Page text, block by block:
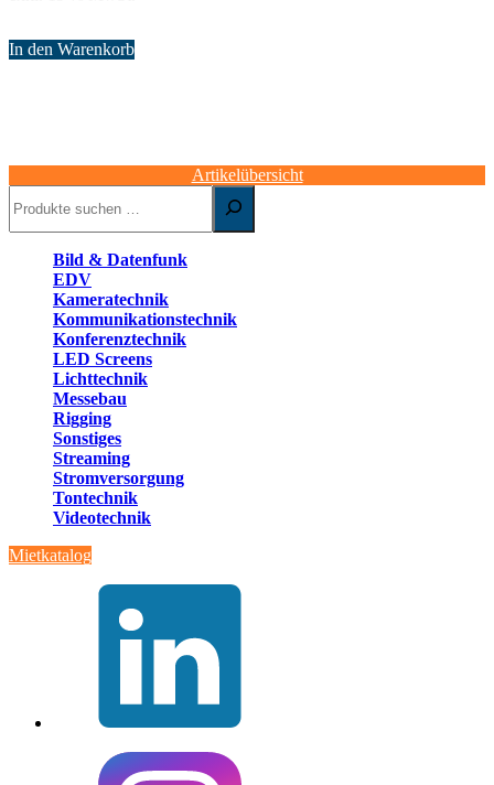
In den Warenkorb
Artikelübersicht
Bild & Datenfunk
EDV
Kameratechnik
Kommunikationstechnik
Konferenztechnik
LED Screens
Lichttechnik
Messebau
Rigging
Sonstiges
Streaming
Stromversorgung
Tontechnik
Videotechnik
Mietkatalog